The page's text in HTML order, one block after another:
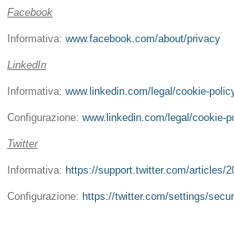
Facebook
Informativa: www.facebook.com/about/privacy
LinkedIn
Informativa: www.linkedin.com/legal/cookie-
Configurazione: www.linkedin.com/legal/cookie-
Twitter
Informativa: https://support.twitter.com/articles/
Configurazione: https://twitter.com/settings/